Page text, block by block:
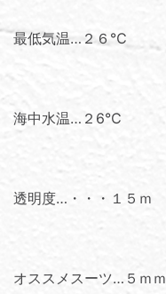
最低気温…２６℃
海中水温…２6℃
透明度…・・・１５ｍ
オススメスーツ…５ｍｍ